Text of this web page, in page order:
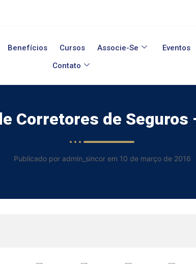
Benefícios Cursos Associe-Se Eventos
Contato
Corretores de Seguros
Publicado por admin_sincor em 10 de março de 2016